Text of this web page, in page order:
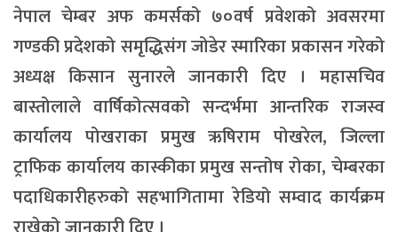
नेपाल चेम्बर अफ कमर्सको ७०वर्ष प्रवेशको अवसरमा
गण्डकी प्रदेशको समृद्धिसंग जोडेर स्मारिका प्रकासन गरेको
अध्यक्ष किसान सुनारले जानकारी दिए । महासचिव
बास्तोलाले वार्षिकोत्सवको सन्दर्भमा आन्तरिक राजस्व
कार्यालय पोखराका प्रमुख ऋषिराम पोखरेल, जिल्ला
ट्राफिक कार्यालय कास्कीका प्रमुख सन्तोष रोका, चेम्बरका
पदाधिकारीहरुको सहभागितामा रेडियो सम्वाद कार्यक्रम